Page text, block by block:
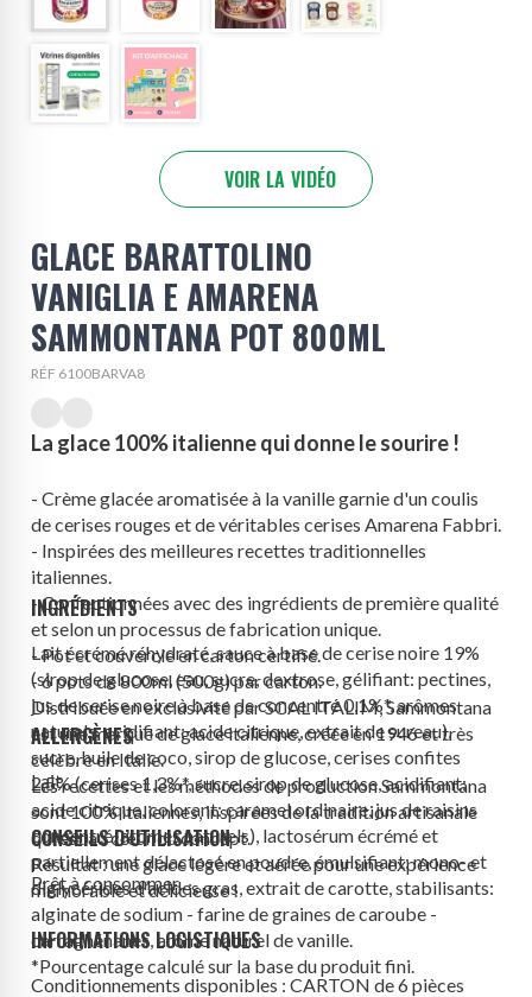
VOIR LA VIDÉO
GLACE BARATTOLINO
VANIGLIA E AMARENA
SAMMONTANA POT 800ML
RÉF 6100BARVA8
La glace 100% italienne qui donne le sourire !
- Crème glacée aromatisée à la vanille garnie d'un coulis
de cerises rouges et de véritables cerises Amarena Fabbri.
- Inspirées des meilleures recettes traditionnelles
italiennes.
- Confectionnées avec des ingrédients de première qualité
et selon un processus de fabrication unique.
- Pot et couvercle en carton certifié.
- 6 pots de 800ml (500g) par carton.
Distribuée en exclusivité par SCAL ITALIM, Sammontana
est une marque de glace italienne, créée en 1946 et très
célèbre en Italie.
Les recettes et les méthodes de production Sammontana
sont 100% italiennes, inspirées de la tradition artisanale
qui est au cœur du concept.
Résultat : une glace légère et aérée pour une expérience
mémorable et délicieuse !
INGRÉDIENTS
Laitécrémé réhydraté, sauce à base de cerise noire 19%
(sirop de glucose, eau, sucre, dextrose, gélifiant: pectines,
jus de cerise noire à base de concentré 0,1%*, arômes
naturels, acidifiant: acide citrique, extrait de sureau),
sucre, huile de coco, sirop de glucose, cerises confites
2,5% (cerises 1,3%*, sucre, sirop de glucose, acidifiant:
acide citrique, colorant: caramel ordinaire, jus de raisins
concentré, arômes naturels), lactosérumécrémé et
partiellement délactosé en poudre, émulsifiant: mono- et
diglycérides d’acides gras, extrait de carotte, stabilisants:
alginate de sodium - farine de graines de caroube -
carraghénanes, arôme naturel de vanille.
*Pourcentage calculé sur la base du produit fini.
ALLERGÈNES
Lait
CONSEILS D’UTILISATION
Prêt à consommer.
INFORMATIONS LOGISTIQUES
Conditionnements disponibles : CARTON de 6 pièces